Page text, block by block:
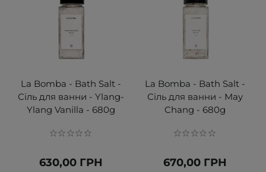
La Bomba - Bath Salt -
Сіль для ванни - Ylang-
Ylang Vanilla - 680g
630,00 ГРН
La Bomba - Bath Salt -
Сіль для ванни - May
Chang - 680g
670,00 ГРН